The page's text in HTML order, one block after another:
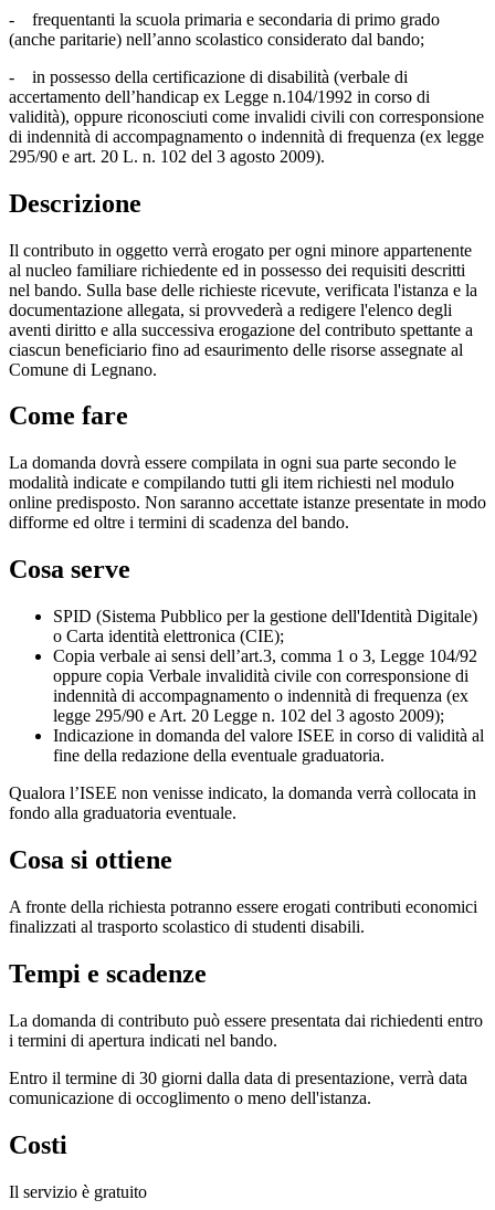
- frequentanti la scuola primaria e secondaria di primo grado
(anche paritarie) nell’anno scolastico considerato dal bando;
- in possesso della certificazione di disabilità (verbale di
accertamento dell’handicap ex Legge n.104/1992 in corso di
validità), oppure riconosciuti come invalidi civili con corresponsione
di indennità di accompagnamento o indennità di frequenza (ex legge
295/90 e art. 20 L. n. 102 del 3 agosto 2009).
Descrizione
Il contributo in oggetto verrà erogato per ogni minore appartenente
al nucleo familiare richiedente ed in possesso dei requisiti descritti
nel bando. Sulla base delle richieste ricevute, verificata l'istanza e la
documentazione allegata, si provvederà a redigere l'elenco degli
aventi diritto e alla successiva erogazione del contributo spettante a
ciascun beneficiario fino ad esaurimento delle risorse assegnate al
Comune di Legnano.
Come fare
La domanda dovrà essere compilata in ogni sua parte secondo le
modalità indicate e compilando tutti gli item richiesti nel modulo
online predisposto. Non saranno accettate istanze presentate in modo
difforme ed oltre i termini di scadenza del bando.
Cosa serve
SPID (Sistema Pubblico per la gestione dell'Identità Digitale)
o Carta identità elettronica (CIE);
Copia verbale ai sensi dell’art.3, comma 1 o 3, Legge 104/92
oppure copia Verbale invalidità civile con corresponsione di
indennità di accompagnamento o indennità di frequenza (ex
legge 295/90 e Art. 20 Legge n. 102 del 3 agosto 2009);
Indicazione in domanda del valore ISEE in corso di validità al
fine della redazione della eventuale graduatoria.
Qualora l’ISEE non venisse indicato, la domanda verrà collocata in
fondo alla graduatoria eventuale.
Cosa si ottiene
A fronte della richiesta potranno essere erogati contributi economici
finalizzati al trasporto scolastico di studenti disabili.
Tempi e scadenze
La domanda di contributo può essere presentata dai richiedenti entro
i termini di apertura indicati nel bando.
Entro il termine di 30 giorni dalla data di presentazione, verrà data
comunicazione di occoglimento o meno dell'istanza.
Costi
Il servizio è gratuito